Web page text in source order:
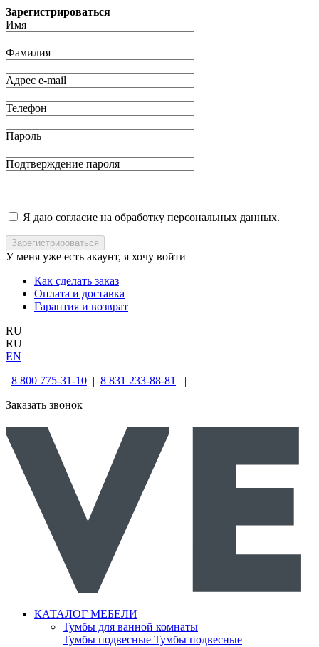
Зарегистрироваться
Имя
Фамилия
Адрес e-mail
Телефон
Пароль
Подтверждение пароля
Я даю согласие на обработку персональных данных.
У меня уже есть акаунт, я хочу войти
Как сделать заказ
Оплата и доставка
Гарантия и возврат
RU
RU
EN
8 800 775-31-10 | 8 831 233-88-81
|
Заказать звонок
КАТАЛОГ МЕБЕЛИ
Тумбы для ванной комнаты
Тумбы подвесные Тумбы подвесные